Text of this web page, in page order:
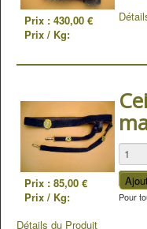
Prix : 430,00 €
Prix / Kg:
Prix : 85,00 €
Prix / Kg:
Pour
Détails du Produit